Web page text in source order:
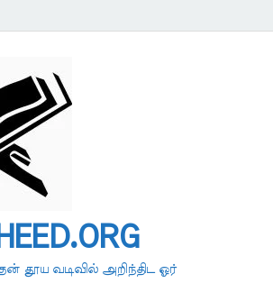
தூய வடிவில் அறிந்திட ஓர்